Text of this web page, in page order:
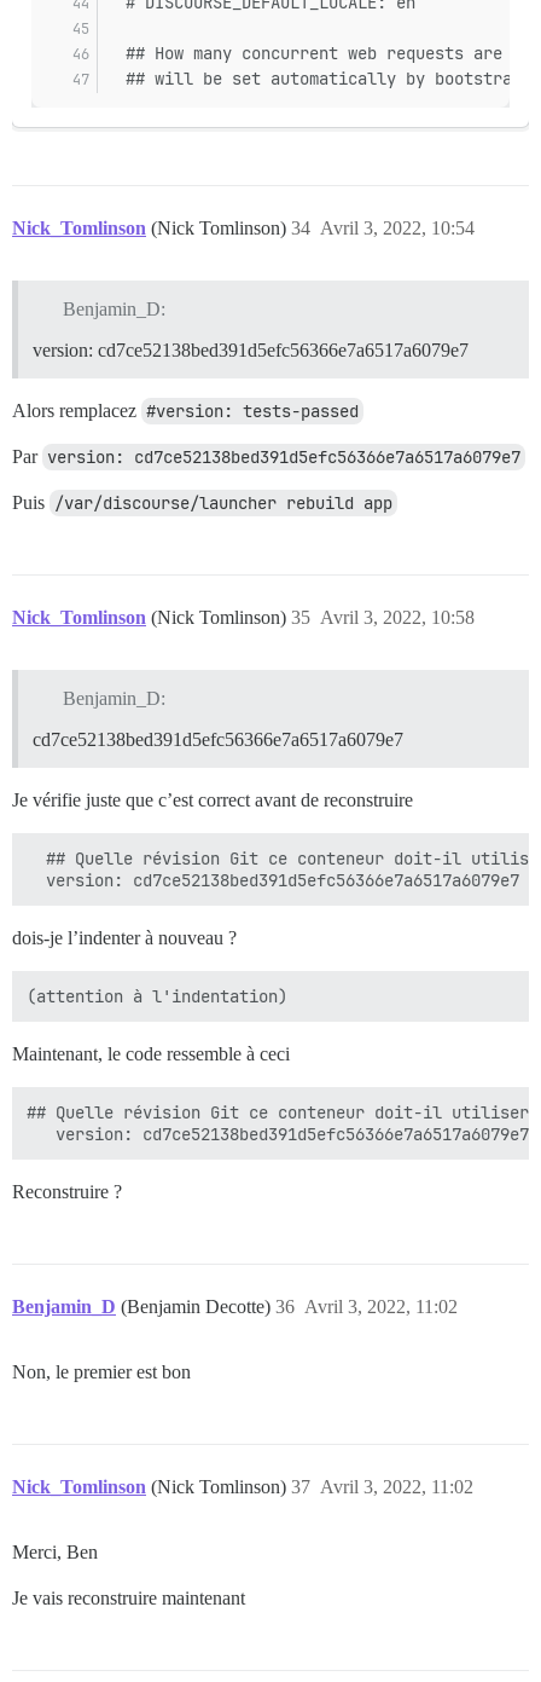
## How many concurrent web requests are
## will be set automatically by bootstrap
Nick_Tomlinson (Nick Tomlinson) Avril 3, 2022, 10:54
34
Benjamin_D:
version: cd7ce52138bed391d5efc56366e7a6517a6079e7
Alors remplacez #version: tests-passed
Par version: cd7ce52138bed391d5efc56366e7a6517a6079e7
Puis /var/discourse/launcher rebuild app
Nick_Tomlinson (Nick Tomlinson) Avril 3, 2022, 10:58
35
Benjamin_D:
cd7ce52138bed391d5efc56366e7a6517a6079e7
Je vérifie juste que c’est correct avant de reconstruire
## Quelle révision Git ce conteneur doit-il
dois-je l’indenter à nouveau ?
Maintenant, le code ressemble à ceci
## Quelle révision Git ce conteneur doit-il utiliser
Reconstruire ?
Benjamin_D (Benjamin Decotte) Avril 3, 2022, 11:02
36
Non, le premier est bon
Nick_Tomlinson (Nick Tomlinson) Avril 3, 2022, 11:02
37
Merci, Ben
Je vais reconstruire maintenant